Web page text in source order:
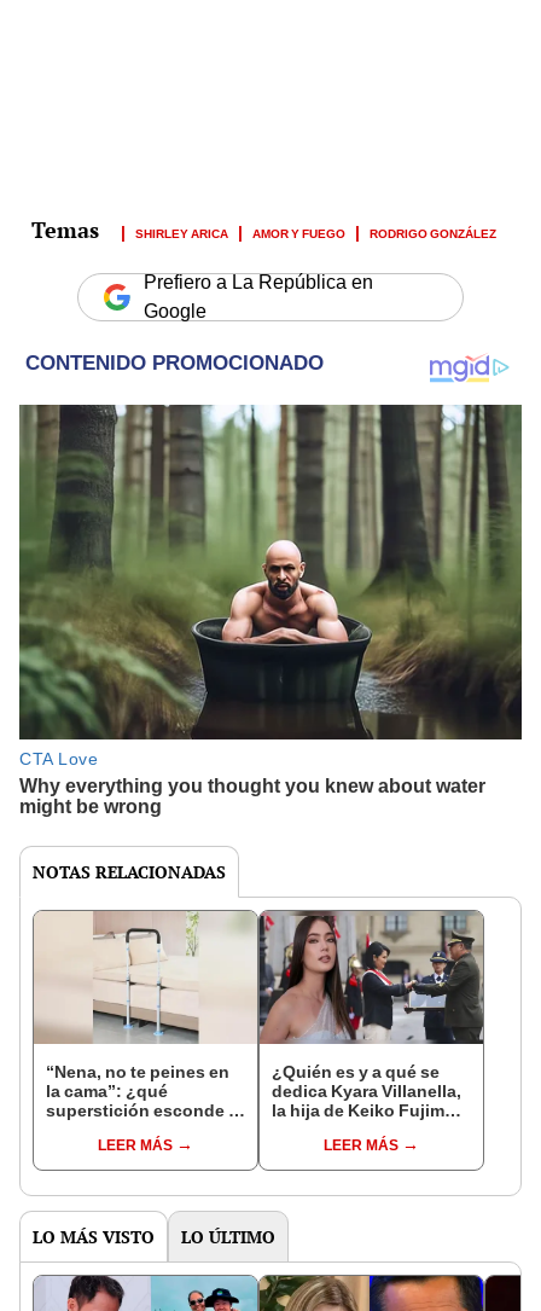
SHIRLEY ARICA AMOR Y FUEGO RODRIGO GONZÁLEZ
Prefiero a La República en
Google
NOTAS RELACIONADAS
“Nena, no te peines en
la cama”: ¿qué
superstición esconde la
Enanitos Verdes?
LEER MÁS
¿Quién es y a qué se
dedica Kyara Villanella,
la hija de Keiko Fujimori
nivel nacional?
LEER MÁS
LO MÁS VISTO LO ÚLTIMO